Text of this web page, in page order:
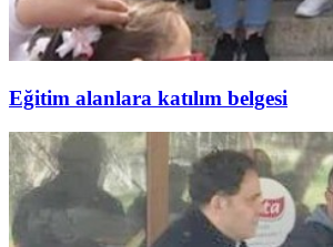
Eğitim alanlara katılım belgesi